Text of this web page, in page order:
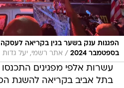
בספטמבר 2024
/ אתר רשמי, יעל גדות
עשרות אלפי מפגינים התכנסו
בתל אביב בקריאה להשגת